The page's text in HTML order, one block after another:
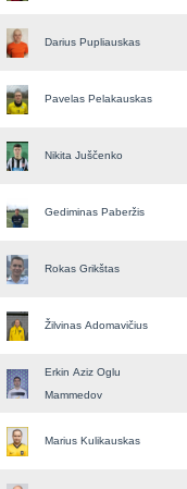
Darius Pupliauskas
Pavelas Pelakauskas
Nikita Juščenko
Gediminas Paberžis
Rokas Grikštas
Žilvinas Adomavičius
Erkin Aziz Oglu
Mammedov
Marius Kulikauskas